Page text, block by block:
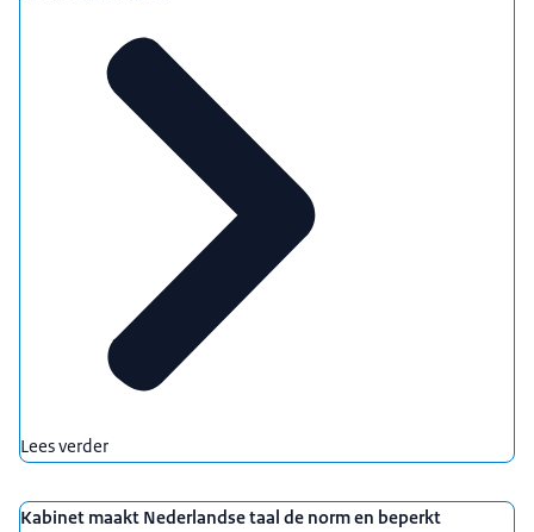
Lees verder
Kabinet maakt Nederlandse taal de norm en beperkt